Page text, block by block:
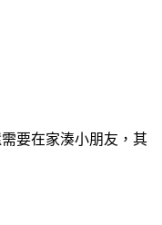
要在家湊小朋友，其